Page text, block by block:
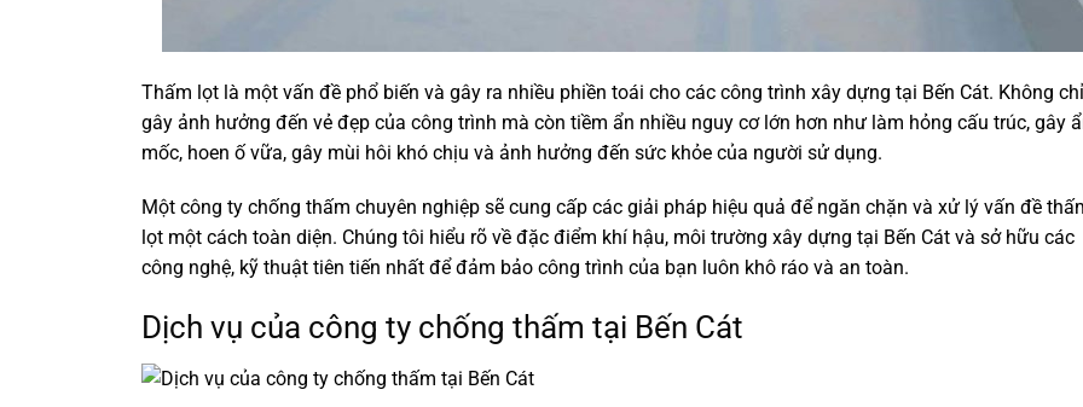
Thấm lọt là một vấn đề phổ biến và gây ra nhiều phiền toái cho các công trình xây dựng tại Bến Cát. Không chỉ
gây ảnh hưởng đến vẻ đẹp của công trình mà còn tiềm ẩn nhiều nguy cơ lớn hơn như làm hỏng cấu trúc, gây
mốc, hoen ố vữa, gây mùi hôi khó chịu và ảnh hưởng đến sức khỏe của người sử dụng.
Một công ty chống thấm chuyên nghiệp sẽ cung cấp các giải pháp hiệu quả để ngăn chặn và xử lý vấn đề
lọt một cách toàn diện. Chúng tôi hiểu rõ về đặc điểm khí hậu, môi trường xây dựng tại Bến Cát và sở hữu các
công nghệ, kỹ thuật tiên tiến nhất để đảm bảo công trình của bạn luôn khô ráo và an toàn.
Dịch vụ của công ty chống thấm tại Bến Cát